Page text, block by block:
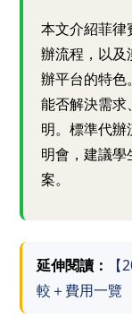
本文介紹菲律
辦流程，以及
辦平台的特色
能否解決需求
明。標準代
明會，建議
案。
延伸閱讀：
較＋費用一覽